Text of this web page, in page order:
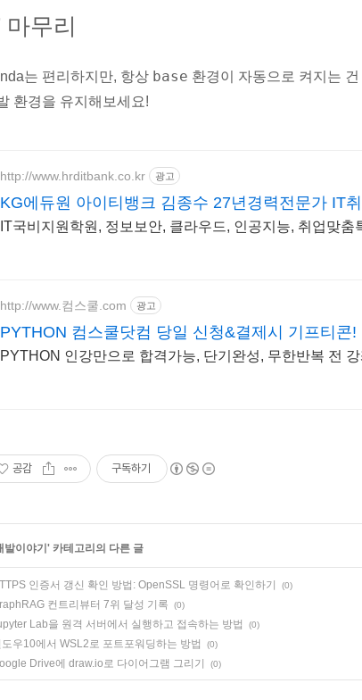
마무리
는 편리하지만, 항상 base 환경이 자동으로 켜지는
환경을 유지해보세요!
http://www.hrditbank.co.kr 광고
KG에듀원 아이티뱅크 김종수 27년경력전문가 IT
IT국비지원학원, 정보보안, 클라우드, 인공지능, 취업맞춤
http://www.컴스쿨.com 광고
PYTHON 컴스쿨닷컴 당일 신청&결제시 기프티콘!
PYTHON 인강만으로 합격가능, 단기완성, 무한반복 전
공감 구독하기
발이야기 ' 카테고리의 다른 글
인증서 갱신 확인 방법: OpenSSL 명령어로 확인하기 (0)
컨트리뷰터 7위 달성 기록 (0)
Lab을 원격 서버에서 실행하고 접속하는 방법 (0)
우10에서 WSL2로 포트포워딩하는 방법 (0)
Drive에 draw.io로 다이어그램 그리기 (0)